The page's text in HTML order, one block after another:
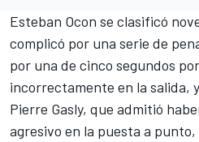
Esteban Ocon se clasificó
complicó por una serie de
por una de cinco segundos
incorrectamente en la salida,
Pierre Gasly, que admitió
agresivo en la puesta a